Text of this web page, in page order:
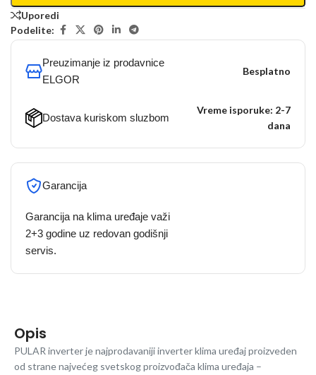
Uporedi
Podelite:
Preuzimanje iz prodavnice
ELGOR
Besplatno
Dostava kuriskom sluzbom
Vreme isporuke: 2-7
dana
Garancija
Garancija na klima uređaje važi
2+3 godine uz redovan godišnji
servis.
Opis
PULAR inverter je najprodavaniji inverter klima uređaj proizveden
od strane najvećeg svetskog proizvođača klima uređaja –